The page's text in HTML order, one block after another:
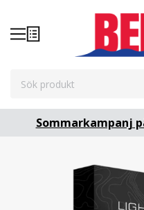
Sommarkampanj